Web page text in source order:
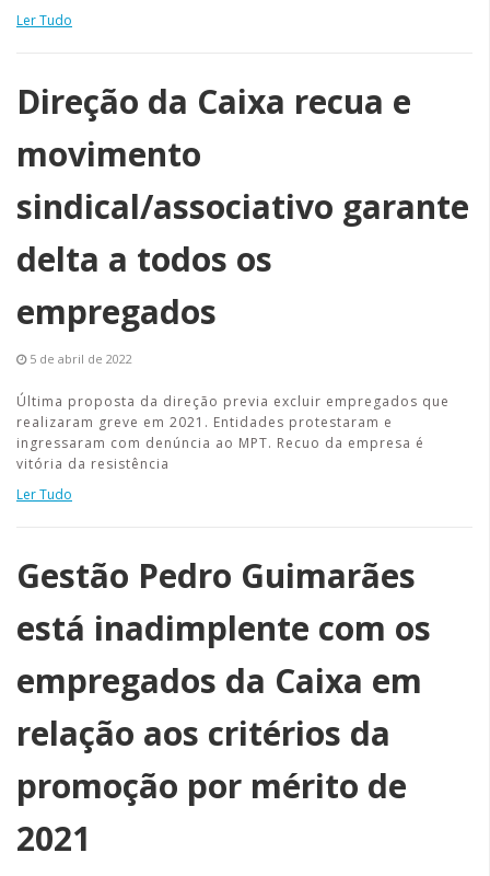
Ler Tudo
Direção da Caixa recua e
movimento
sindical/associativo garante
delta a todos os
empregados
5 de abril de 2022
Última proposta da direção previa excluir empregados que
realizaram greve em 2021. Entidades protestaram e
ingressaram com denúncia ao MPT. Recuo da empresa é
vitória da resistência
Ler Tudo
Gestão Pedro Guimarães
está inadimplente com os
empregados da Caixa em
relação aos critérios da
promoção por mérito de
2021